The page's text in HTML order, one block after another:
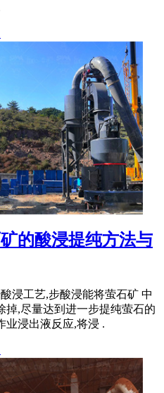
的酸浸提纯方法与
浸工艺,步酸浸能将萤石矿 中
掉,尽量达到进一步提纯萤石的
业浸出液反应,将浸 .